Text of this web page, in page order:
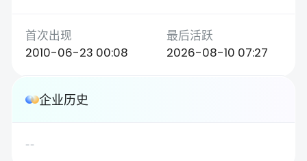
2010-06-23 00:08 2026-08-10 07:27
企业历史
--